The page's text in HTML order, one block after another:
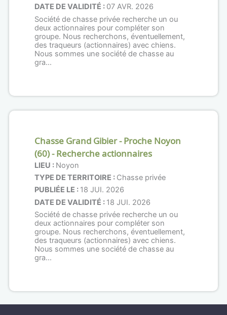
DATE DE VALIDITÉ : 07 AVR. 2026
Société de chasse privée recherche un ou
deux actionnaires pour compléter son
groupe. Nous recherchons, éventuellement,
des traqueurs (actionnaires) avec chiens.
Nous sommes une société de chasse au
gra...
Chasse Grand Gibier - Proche Noyon
(60) - Recherche actionnaires
LIEU : Noyon
TYPE DE TERRITOIRE : Chasse privée
PUBLIÉE LE : 18 JUI. 2026
DATE DE VALIDITÉ : 18 JUI. 2026
Société de chasse privée recherche un ou
deux actionnaires pour compléter son
groupe. Nous recherchons, éventuellement,
des traqueurs (actionnaires) avec chiens.
Nous sommes une société de chasse au
gra...